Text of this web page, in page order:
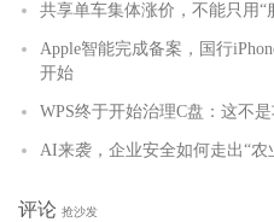
共享单车集体涨价，不能只用“
Apple智能完成备案，国行
开始
WPS终于开始治理C盘：这不
AI来袭，企业安全如何走出“农
评论 抢沙发